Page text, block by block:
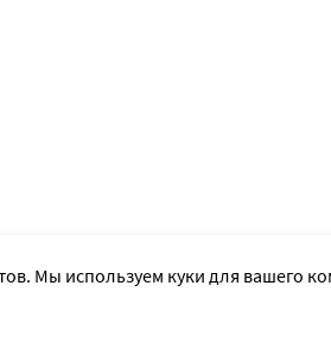
Мы используем куки для вашего